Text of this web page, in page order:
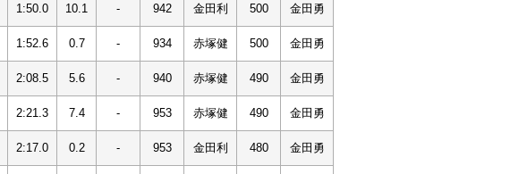
1:50.0 10.1 - 942 金田利 500 金田勇
1:52.6 0.7 - 934 赤塚健 500 金田勇
2:08.5 5.6 - 940 赤塚健 490 金田勇
2:21.3 7.4 - 953 赤塚健 490 金田勇
2:17.0 0.2 - 953 金田利 480 金田勇